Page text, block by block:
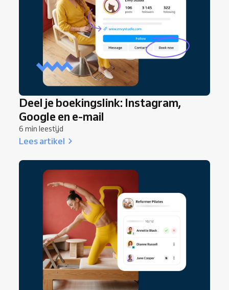
Deel je boekingslink: Instagram,
Google en e-mail
6 min leestijd
Lees artikel